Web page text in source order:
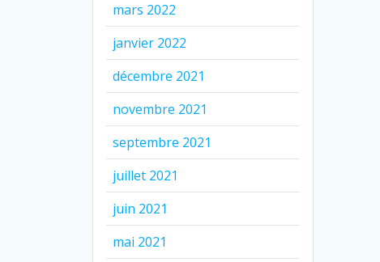
mars 2022
janvier 2022
décembre 2021
novembre 2021
septembre 2021
juillet 2021
juin 2021
mai 2021